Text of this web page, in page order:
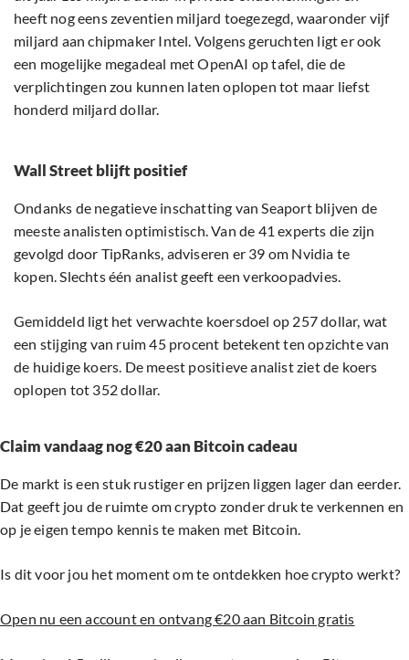
heeft nog eens zeventien miljard toegezegd, waaronder vijf
miljard aan chipmaker Intel. Volgens geruchten ligt er ook
een mogelijke megadeal met OpenAI op tafel, die de
verplichtingen zou kunnen laten oplopen tot maar liefst
honderd miljard dollar.
Wall Street blijft positief
Ondanks de negatieve inschatting van Seaport blijven de
meeste analisten optimistisch. Van de 41 experts die zijn
gevolgd door TipRanks, adviseren er 39 om Nvidia te
kopen. Slechts één analist geeft een verkoopadvies.
Gemiddeld ligt het verwachte koersdoel op 257 dollar, wat
een stijging van ruim 45 procent betekent ten opzichte van
de huidige koers. De meest positieve analist ziet de koers
oplopen tot 352 dollar.
Claim vandaag nog €20 aan Bitcoin cadeau
De markt is een stuk rustiger en prijzen liggen lager dan eerder.
Dat geeft jou de ruimte om crypto zonder druk te verkennen en
op je eigen tempo kennis te maken met Bitcoin.
Is dit voor jou het moment om te ontdekken hoe crypto werkt?
Open nu een account en ontvang €20 aan Bitcoin gratis